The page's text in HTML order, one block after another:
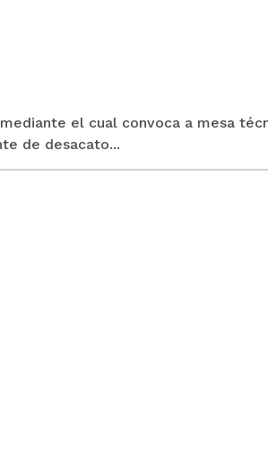
el cual convoca a mesa
de desacato...